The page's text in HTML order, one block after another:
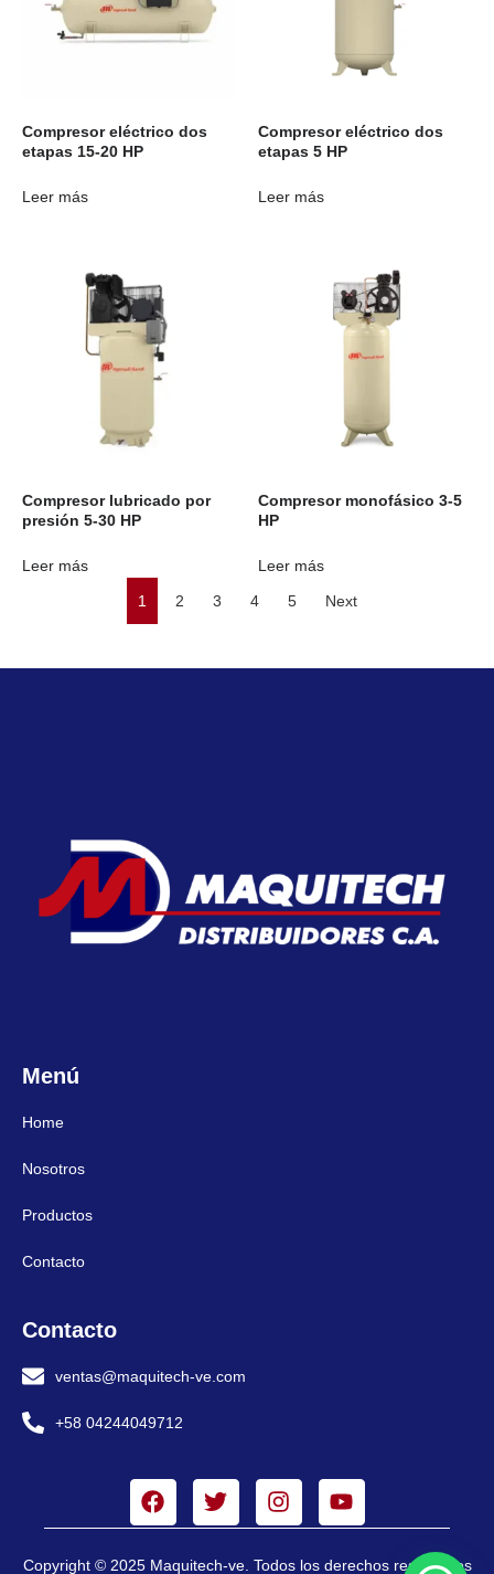
Compresor eléctrico dos
etapas 15-20 HP
Leer más
Compresor eléctrico dos
etapas 5 HP
Leer más
Compresor lubricado por
presión 5-30 HP
Leer más
Compresor monofásico 3-5
HP
Leer más
1
2 3 4 5 Next
Menú
Home
Nosotros
Productos
Contacto
Contacto
ventas@maquitech-ve.com
+58 04244049712
Copyright © 2025 Maquitech-ve. Todos los derechos reservados